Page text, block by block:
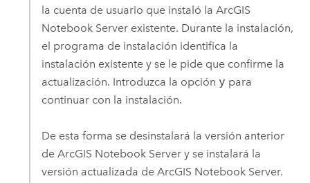
la cuenta de usuario que instaló la ArcGIS
Notebook Serverexistente. Durante la instalación,
el programa de instalación identifica la
instalación existente y se le pide que confirme la
actualización. Introduzca la opción y para
continuar con la instalación.
De esta forma se desinstalará la versión anterior
de ArcGIS Notebook Servery se instalará la
versión actualizada de ArcGIS Notebook Server.